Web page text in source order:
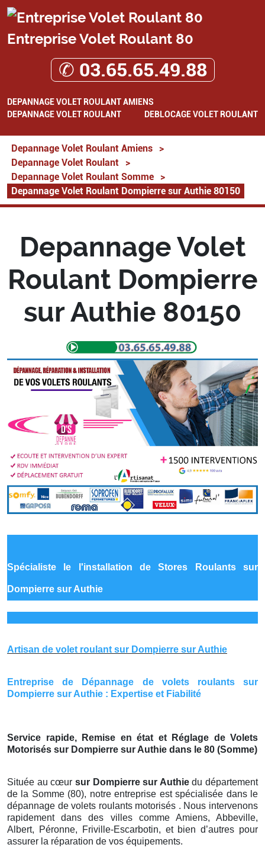
Entreprise Volet Roulant 80
✆ 03.65.65.49.88
DEPANNAGE VOLET ROULANT AMIENS
DEPANNAGE VOLET ROULANT
DEBLOCAGE VOLET ROULANT
Depannage Volet Roulant Amiens
>
Depannage Volet Roulant
>
Depannage Volet Roulant Somme
>
Depannage Volet Roulant Dompierre sur Authie 80150
Depannage Volet
Roulant Dompierre
sur Authie 80150
Spécialiste le l'installation de Stores Roulants sur
Dompierre sur Authie
Artisan de volet roulant sur Dompierre sur Authie
Entreprise de Dépannage de volets roulants sur
Dompierre sur Authie : Expertise et Fiabilité
Service rapide, Remise en état et Réglage de Volets
Motorisés sur Dompierre sur Authie dans le 80 (Somme)
Située au cœur sur Dompierre sur Authiedu département
de la Somme (80), notre entreprise est spécialisée dans le
dépannage de volets roulants motorisés . Nous intervenons
rapidement dans des villes comme Amiens, Abbeville,
Albert, Péronne, Friville-Escarbotin, et bien d’autres pour
assurer la réparation de vos équipements.